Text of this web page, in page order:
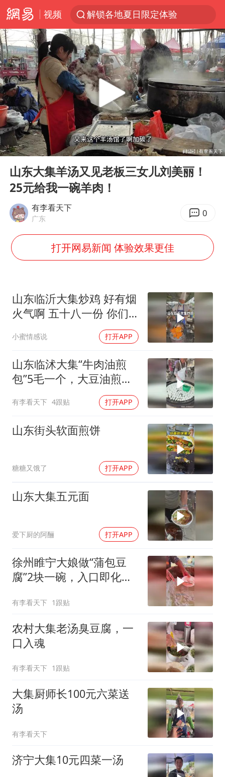
视频
解锁各地夏日限定体验
白海豚将正面袭击贯穿浙江
男童模仿奥特曼从高处跳下致骨折
名创优品一次性内裤 颜面尽失
视频丨中国东方电气集团原党组副书记、董事宋致远被查
香港宏福苑火灾或由烟头引起
实时追踪台风白海豚
浙江台州《告全体市民书》
女主硬加吻戏短剧已下架
郑丽文：台湾从来没有“独立”过
多个明星演唱会取消
女儿为争财产堵门阻挠父亲出殡
美国AI开始攻击真人了
人民的健康、体质、幸福一脉相承
Play
00:00 06:46
山东大集羊汤又见老板三女儿刘美丽！
25元给我一碗羊肉！
有李看天下
广东 0
打开网易新闻 体验效果更佳
山东临沂大集炒鸡 好有烟
火气啊 五十八一份 你们
小蜜情感说 打开APP
山东临沭大集“牛肉油煎
包”5毛一个，大豆油煎
有李看天下 4跟贴 打开APP
山东街头软面煎饼
糖糖又饿了 打开APP
山东大集五元面
爱下厨的阿酾 打开APP
徐州睢宁大娘做“蒲包豆
腐”2块一碗，入口即化，
有李看天下 1跟贴
农村大集老汤臭豆腐，一
口入魂
有李看天下 1跟贴
大集厨师长100元六菜送
汤
有李看天下
济宁大集10元四菜一汤